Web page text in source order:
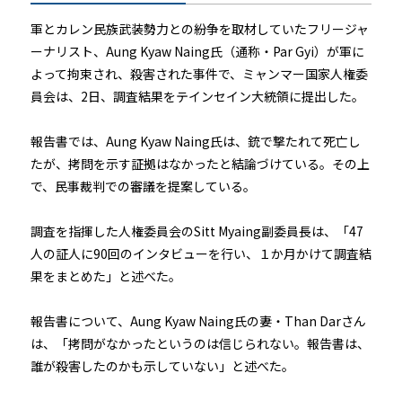
軍とカレン民族武装勢力との紛争を取材していたフリージャ
ーナリスト、Aung Kyaw Naing氏（通称・Par Gyi）が軍に
よって拘束され、殺害された事件で、ミャンマー国家人権委
員会は、2日、調査結果をテインセイン大統領に提出した。
報告書では、Aung Kyaw Naing氏は、銃で撃たれて死亡し
たが、拷問を示す証拠はなかったと結論づけている。その上
で、民事裁判での審議を提案している。
調査を指揮した人権委員会のSitt Myaing副委員長は、「47
人の証人に90回のインタビューを行い、１か月かけて調査結
果をまとめた」と述べた。
報告書について、Aung Kyaw Naing氏の妻・Than Darさん
は、「拷問がなかったというのは信じられない。報告書は、
誰が殺害したのかも示していない」と述べた。